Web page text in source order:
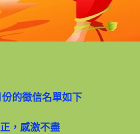
的徵信名單如下
，感激不盡